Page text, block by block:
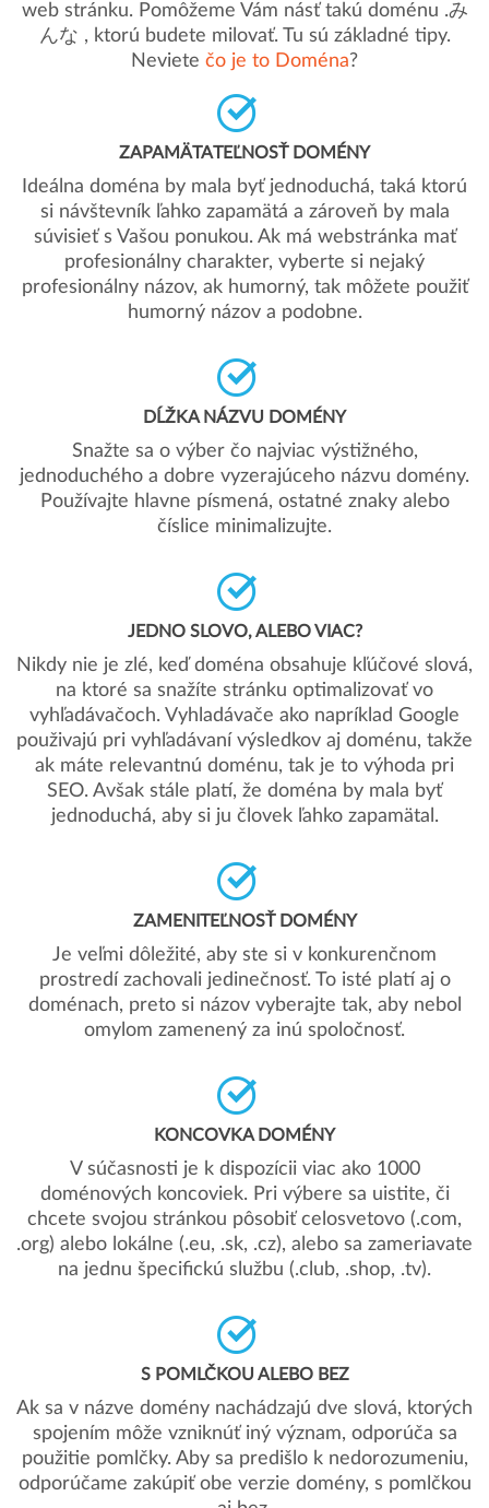
web stránku. Pomôžeme Vám násť takú doménu .み
んな , ktorú budete milovať. Tu sú základné tipy.
Neviete čo je to Doména?
ZAPAMÄTATEĽNOSŤ DOMÉNY
Ideálna doména by mala byť jednoduchá, taká ktorú
si návštevník ľahko zapamätá a zároveň by mala
súvisieť s Vašou ponukou. Ak má webstránka mať
profesionálny charakter, vyberte si nejaký
profesionálny názov, ak humorný, tak môžete použiť
humorný názov a podobne.
DĹŽKA NÁZVU DOMÉNY
Snažte sa o výber čo najviac výstižného,
jednoduchého a dobre vyzerajúceho názvu domény.
Používajte hlavne písmená, ostatné znaky alebo
číslice minimalizujte.
JEDNO SLOVO, ALEBO VIAC?
Nikdy nie je zlé, keď doména obsahuje kľúčové slová,
na ktoré sa snažíte stránku optimalizovať vo
vyhľadávačoch. Vyhladávače ako napríklad Google
použivajú pri vyhľadávaní výsledkov aj doménu, takže
ak máte relevantnú doménu, tak je to výhoda pri
SEO. Avšak stále platí, že doména by mala byť
jednoduchá, aby si ju človek ľahko zapamätal.
ZAMENITEĽNOSŤ DOMÉNY
Je veľmi dôležité, aby ste si v konkurenčnom
prostredí zachovali jedinečnosť. To isté platí aj o
doménach, preto si názov vyberajte tak, aby nebol
omylom zamenený za inú spoločnosť.
KONCOVKA DOMÉNY
V súčasnosti je k dispozícii viac ako 1000
doménových koncoviek. Pri výbere sa uistite, či
chcete svojou stránkou pôsobiť celosvetovo (.com,
.org) alebo lokálne (.eu, .sk, .cz), alebo sa zameriavate
na jednu špecifickú službu (.club, .shop, .tv).
S POMLČKOU ALEBO BEZ
Ak sa v názve domény nachádzajú dve slová, ktorých
spojením môže vzniknúť iný význam, odporúča sa
použitie pomlčky. Aby sa predišlo k nedorozumeniu,
odporúčame zakúpiť obe verzie domény, s pomlčkou